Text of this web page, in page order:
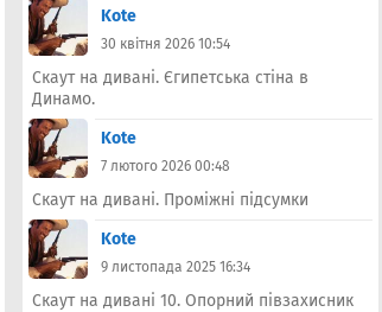
Kote
30 квітня 2026 10:54
Скаут на дивані. Єгипетська стіна в
Динамо.
Kote
7 лютого 2026 00:48
Скаут на дивані. Проміжні підсумки
Kote
9 листопада 2025 16:34
Скаут на дивані 10. Опорний півзахисник